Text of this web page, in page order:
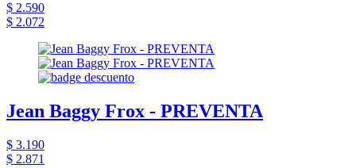
$ 2.590
$ 2.072
Jean Baggy Frox - PREVENTA
$ 3.190
$ 2.871